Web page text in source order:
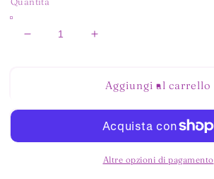
Diminuisci
FARFALLA
Aumenta
TESSUTO
FARFALLA
Aggiungi al carrello
Altre opzioni di pagamento